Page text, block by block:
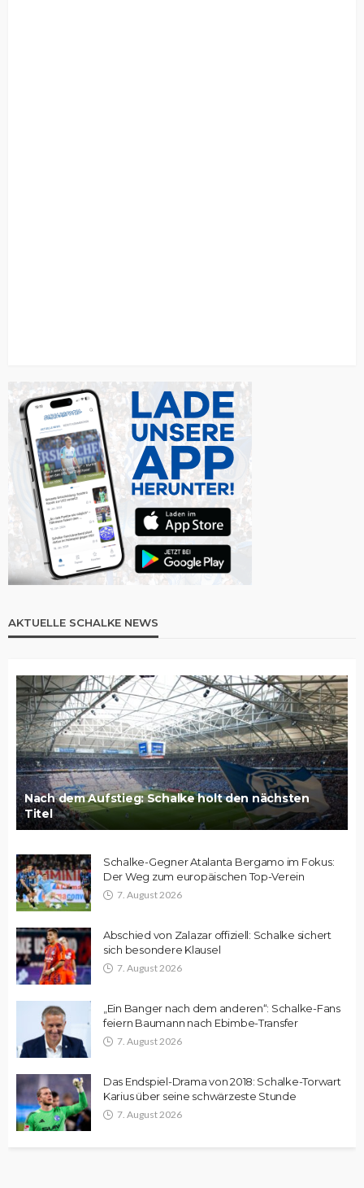
AKTUELLE SCHALKE NEWS
Nach dem Aufstieg: Schalke holt den nächsten
Titel
Schalke-Gegner Atalanta Bergamo im Fokus:
Der Weg zum europäischen Top-Verein
7. August 2026
Abschied von Zalazar offiziell: Schalke sichert
sich besondere Klausel
7. August 2026
„Ein Banger nach dem anderen“: Schalke-Fans
feiern Baumann nach Ebimbe-Transfer
7. August 2026
Das Endspiel-Drama von 2018: Schalke-Torwart
Karius über seine schwärzeste Stunde
7. August 2026